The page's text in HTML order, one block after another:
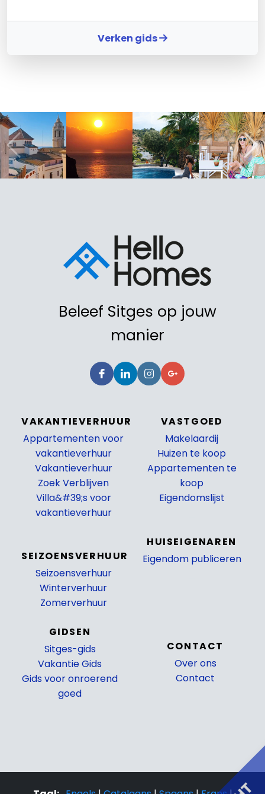
Verken gids
Beleef Sitges op jouw
manier
VAKANTIEVERHUUR
Appartementen voor
vakantieverhuur
Vakantieverhuur
Zoek Verblijven
Villa&#39;s voor
vakantieverhuur
SEIZOENSVERHUUR
Seizoensverhuur
Winterverhuur
Zomerverhuur
VASTGOED
Makelaardij
Huizen te koop
Appartementen te
koop
Eigendomslijst
HUISEIGENAREN
Eigendom publiceren
GIDSEN
Sitges-gids
Vakantie Gids
Gids voor onroerend
goed
CONTACT
Over ons
Contact